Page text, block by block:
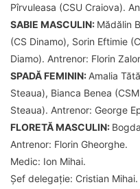
Pîrvuleasa (CSU Craiova).
SABIE MASCULIN: Mădălin
(CS Dinamo), Sorin Eftimie
Diamo). Antrenor: Florin
SPADĂ FEMININ: Amalia
Steaua), Bianca Benea
Steaua). Antrenor: George
FLORETĂ MASCULIN:
Antrenor: Florin Gheorghe.
Medic: Ion Mihai.
Șef delegație: Cristian Mihai.